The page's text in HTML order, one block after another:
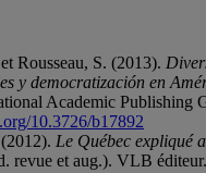
Rousseau, S. (2013).
y democratización en
Academic Publishing
10.3726/b17892
Le Québec expliqué
revue et aug.). VLB éditeur.